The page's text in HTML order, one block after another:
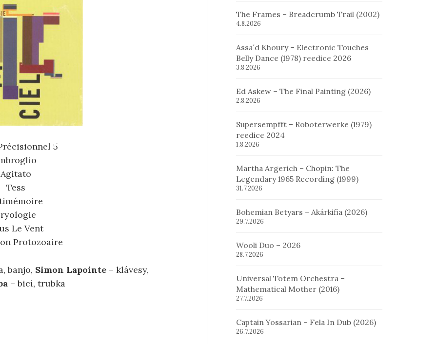
5
Agitato
Tess
Le Vent
Protozoaire
banjo, Simon Lapointe – klávesy,
– bicí, trubka
The Frames – Breadcrumb Trail (2002)
4.8.2026
Assa´d Khoury – Electronic Touches
Belly Dance (1978) reedice 2026
3.8.2026
Ed Askew – The Final Painting (2026)
2.8.2026
Supersempfft – Roboterwerke (1979)
reedice 2024
1.8.2026
Martha Argerich – Chopin: The
Legendary 1965 Recording (1999)
31.7.2026
Bohemian Betyars – Akárkifia (2026)
29.7.2026
Wooli Duo – 2026
28.7.2026
Universal Totem Orchestra –
Mathematical Mother (2016)
27.7.2026
Captain Yossarian – Fela In Dub (2026)
26.7.2026